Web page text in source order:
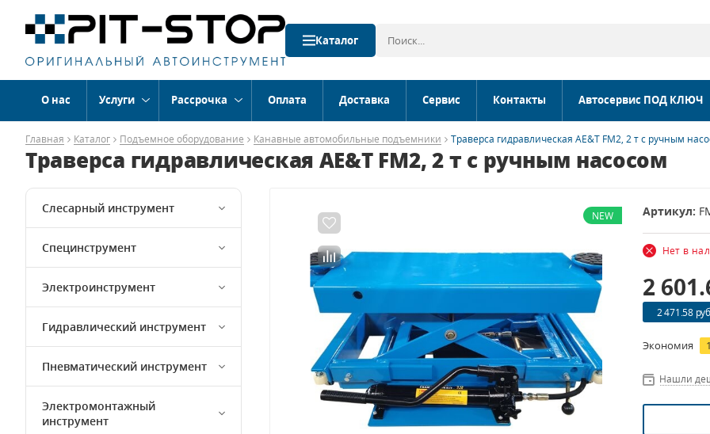
Каталог
О нас Услуги Рассрочка Оплата Доставка Сервис Контакты Автосервис ПОД КЛЮЧ
Главная Каталог Подъемное оборудование Канавные автомобильные подъемники Траверса гидравлическая AE&T FM2, 2 т с ручным
Траверса гидравлическая AE&T FM2, 2 т с ручным насосом
Слесарный инструмент
Специнструмент
Электроинструмент
Гидравлический инструмент
Пневматический инструмент
Электромонтажный
инструмент
NEW Артикул:
Нет в
2
2 471.58
Экономия
Нашли